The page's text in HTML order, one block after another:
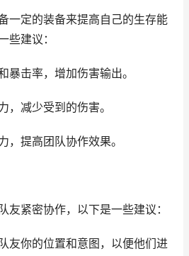
一定的装备来提高自己的生存能
些建议：
暴击率，增加伤害输出。
，减少受到的伤害。
，提高团队协作效果。
友紧密协作，以下是一些建议：
友你的位置和意图，以便他们进